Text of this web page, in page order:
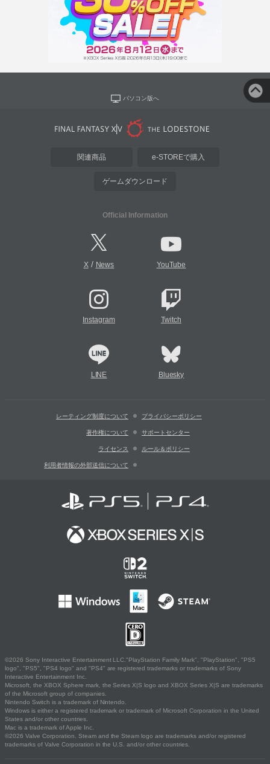
パソコン版へ
関連商品 e-STOREで購入
ゲームダウンロード
Official Information
X/ News YouTube
Instagram Twitch
LINE Bluesky
レーティング制度について プライバシーポリシー
著作権について サポートセンター
ライセンス ルール＆ポリシー
利用者情報の外部送信について
©2026 Sony Interactive Entertainment LLC."PlayStation Family Mark", "PlayStation", "PS5
logo", "PS5", "PS4 logo" and "PS4" are registered trademarks or trademarks of Sony
Interactive Entertainment Inc.
Microsoft, the XBOX Sphere mark, the Series X|S logo and XBOX Series X|S are trademarks
of the Microsoft group of companies.
Nintendo Switch is a trademark of Nintendo.
Windows is either a registered trademark or trademark of Microsoft Corporation in the United
States and/or other countries.
Mac is a trademark of Apple Inc.
©2026 Valve Corporation. Steam and the Steam logo are trademarks and/or registered
trademarks of Valve Corporation in the U.S. and/or other countries.